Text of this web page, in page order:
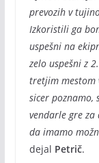
prevozih v
Izkoristili ga
uspešni na
zelo uspešni z
tretjim mestom
sicer poznamo,
vendarle gre
da imamo
dejal Petrič.